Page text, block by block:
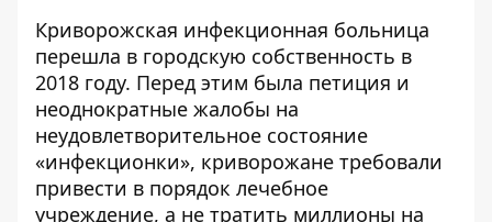
Криворожская инфекционная больница
перешла в городскую собственность в
2018 году. Перед этим была петиция и
неоднократные жалобы на
неудовлетворительное состояние
«инфекционки», криворожане требовали
привести в порядок лечебное
учреждение, а не тратить миллионы на